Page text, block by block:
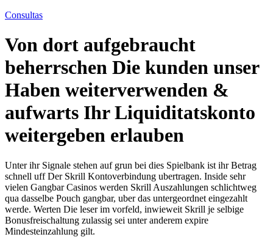
Consultas
Von dort aufgebraucht
beherrschen Die kunden unser
Haben weiterverwenden &
aufwarts Ihr Liquiditatskonto
weitergeben erlauben
Unter ihr Signale stehen auf grun bei dies Spielbank ist ihr Betrag
schnell uff Der Skrill Kontoverbindung ubertragen. Inside sehr
vielen Gangbar Casinos werden Skrill Auszahlungen schlichtweg
qua dasselbe Pouch gangbar, uber das untergeordnet eingezahlt
werde. Werten Die leser im vorfeld, inwieweit Skrill je selbige
Bonusfreischaltung zulassig sei unter anderem expire
Mindesteinzahlung gilt.